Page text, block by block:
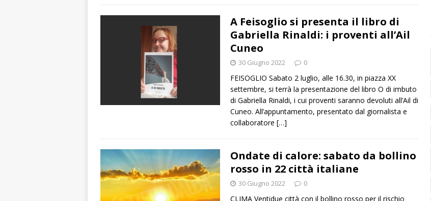
A Feisoglio si presenta il libro di
Gabriella Rinaldi: i proventi all’Ail
Cuneo
30 Giugno 2022 0
FEISOGLIO Sabato 2 luglio, alle 16.30, in piazza XX
settembre, si terrà la presentazione del libro O di imbuto
di Gabriella Rinaldi, i cui proventi saranno devoluti all’Ail di
Cuneo. All’appuntamento, presentato dal giornalista e
collaboratore […]
Ondate di calore: sabato da bollino
rosso in 22 città italiane
30 Giugno 2022 0
CLIMA Ventidue città con il bollino rosso per il rischio